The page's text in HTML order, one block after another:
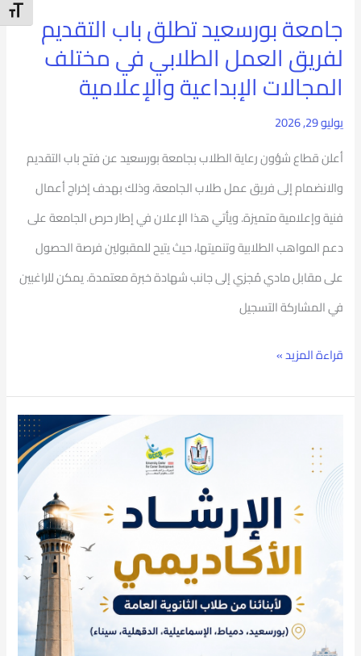
جامعة بورسعيد تطلق باب التقديم
لفريق العمل الطلابي في مختلف
المجالات الإبداعية والإعلامية
يوليو 29, 2026
أعلن قطاع شؤون رعاية الطلاب بجامعة بورسعيد عن فتح باب التقديم
والانضمام إلى فريق عمل طلاب الجامعة، وذلك بهدف إخراج أعمال
فنية وإعلامية متميزة. ويأتي هذا الإعلان في إطار حرص الجامعة على
دعم المواهب الطلابية وتنميتها، حيث يتيح للمقبولين فرصة الحصول
على مقابل مادي مُجزي إلى جانب شهادة خبرة معتمدة. يمكن للراغبين
في المشاركة التسجيل
قراءة المزيد »
الجامعي
للتطوير